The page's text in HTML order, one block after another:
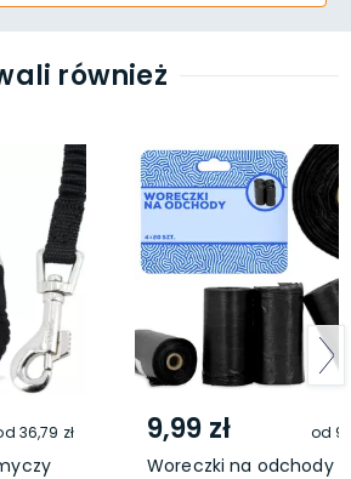
również
36,79 zł 9,99 zł od
Woreczki na odchody